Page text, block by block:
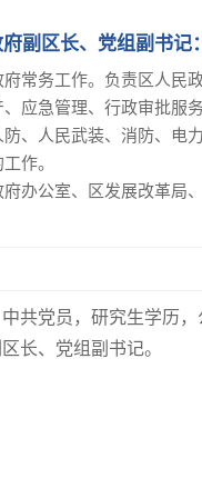
副区长、党组副书记
府常务工作。负责区人民
应急管理、行政审批服
、人民武装、消防、电
作。
府办公室、区发展改革局
案工作。联系国家统计局
志履行区人民政府党组抓
生态环境保护工作。
共党员，研究生学历，
长、党组副书记。